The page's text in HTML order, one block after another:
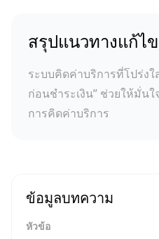
สรุปแนวทางแก้ไ
ระบบคิดค่าบริการที่โปร่งใ
ก่อนชำระเงิน” ช่วยให้มั่น
การคิดค่าบริการ
ข้อมูลบทความ
หัวข้อ